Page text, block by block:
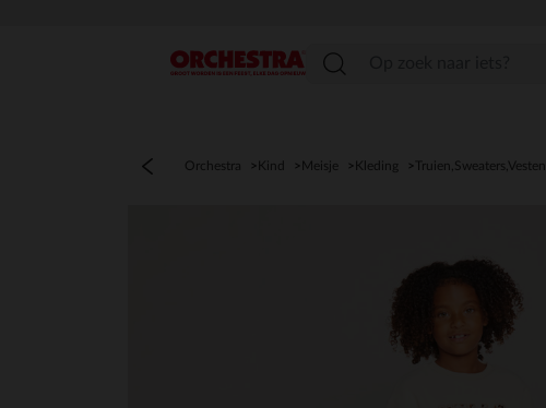
menu
Orchestra Kind Meisje Kleding Truien,Sweaters,Vesten